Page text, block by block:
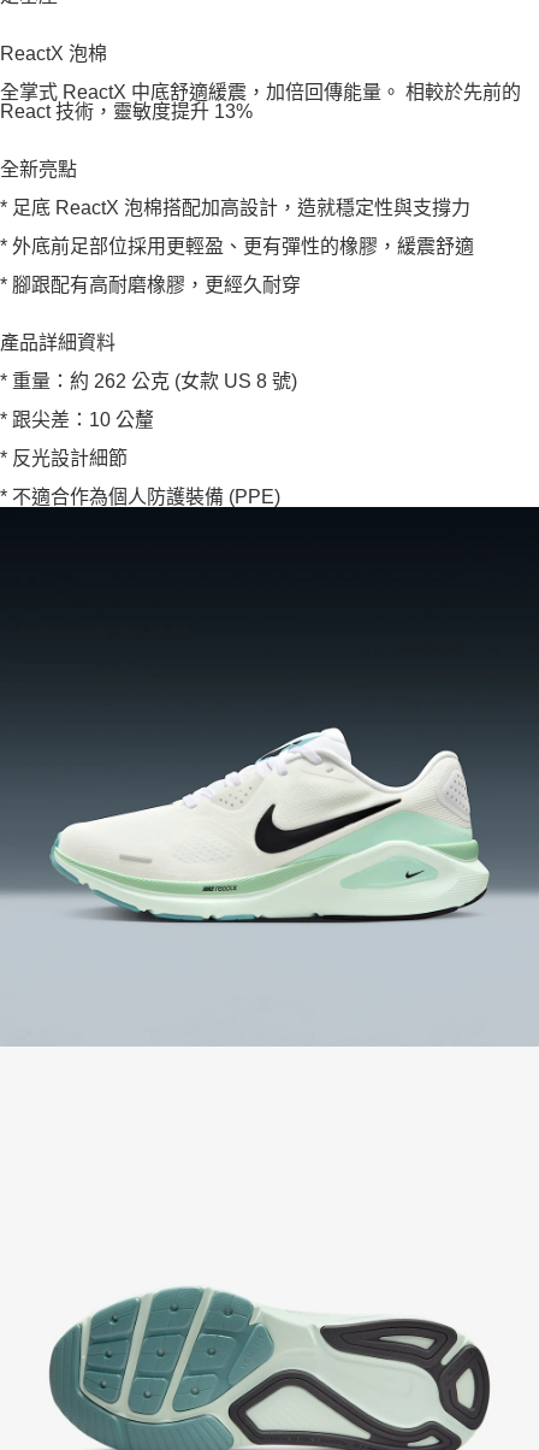
ReactX 泡棉
全掌式 ReactX 中底舒適緩震，加倍回傳能量。 相較於先前的
React 技術，靈敏度提升 13%
全新亮點
* 足底 ReactX 泡棉搭配加高設計，造就穩定性與支撐力
* 外底前足部位採用更輕盈、更有彈性的橡膠，緩震舒適
* 腳跟配有高耐磨橡膠，更經久耐穿
產品詳細資料
* 重量：約 262 公克 (女款 US 8 號)
* 跟尖差：10 公釐
* 反光設計細節
* 不適合作為個人防護裝備 (PPE)